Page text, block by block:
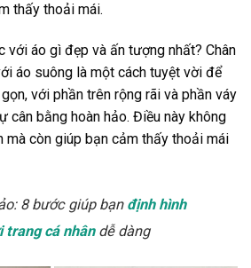
thấy thoải mái.
với áo gì đẹp và ấn tượng nhất? Chân
áo suông là một cách tuyệt vời để
với phần trên rộng rãi và phần váy
cân bằng hoàn hảo. Điều này không
mà còn giúp bạn cảm thấy thoải mái
8 bước giúp bạn định hình
trang cá nhândễ dàng